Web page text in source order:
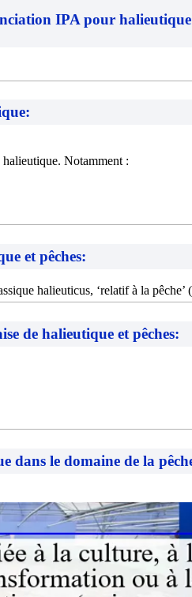
IPA pourhalieutique
Notamment :
et pêches:
halieuticus, ‘relatif à la pêche’
de halieutique et pêches:
dans le domaine de la